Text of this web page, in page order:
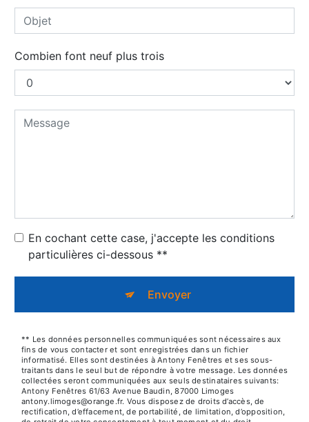
Combien font neuf plus trois
En cochant cette case, j'accepte les conditions
particulières ci-dessous **
Envoyer
** Les données personnelles communiquées sont nécessaires aux
fins de vous contacter et sont enregistrées dans un fichier
informatisé. Elles sont destinées à Antony Fenêtres et ses sous-
traitants dans le seul but de répondre à votre message. Les données
collectées seront communiquées aux seuls destinataires suivants:
Antony Fenêtres 61/63 Avenue Baudin, 87000 Limoges
antony.limoges@orange.fr. Vous disposez de droits d’accès, de
rectification, d’effacement, de portabilité, de limitation, d’opposition,